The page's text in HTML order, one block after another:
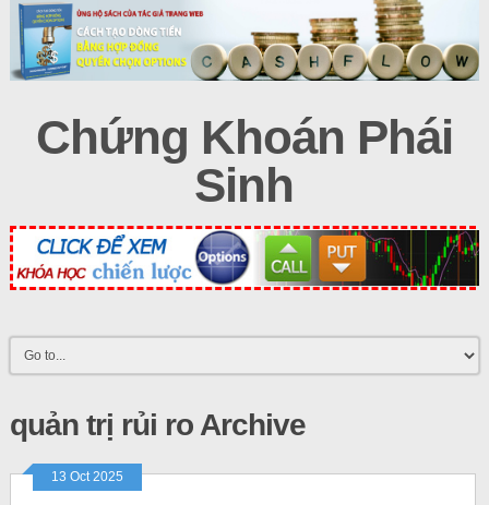
Chứng Khoán Phái
Sinh
quản trị rủi ro Archive
13 Oct 2025